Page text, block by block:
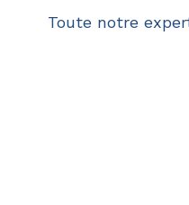
Toute notre